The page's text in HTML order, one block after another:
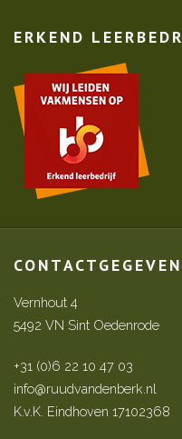
ERKEND
Vernhout 4
5492 VN Sint Oedenrode
+31 (0)6 22 10 47 03
info@ruudvandenberk.nl
K.v.K. Eindhoven 17102368